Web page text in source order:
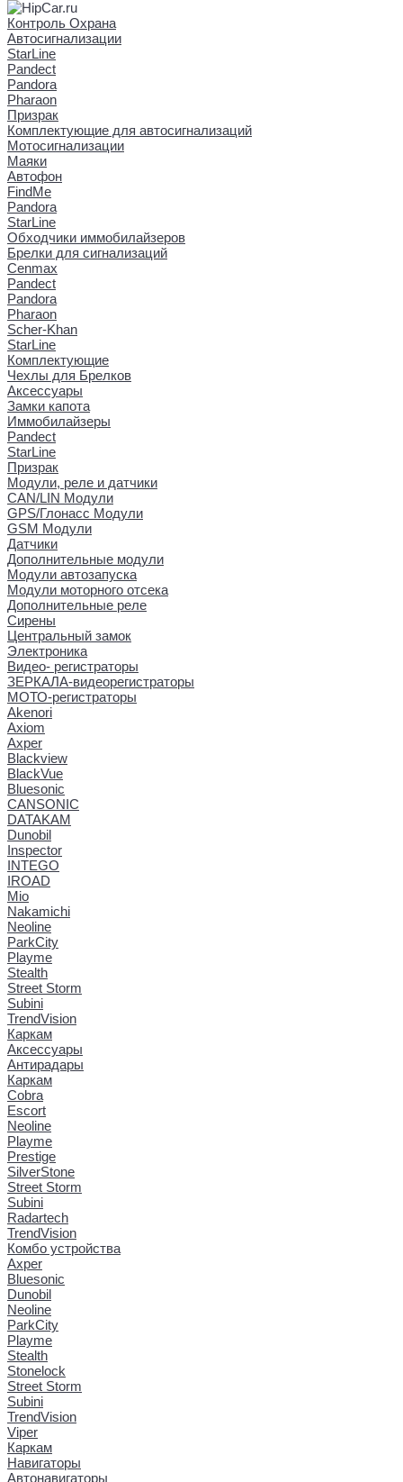
Контроль Охрана
Автосигнализации
StarLine
Pandect
Pandora
Pharaon
Призрак
Комплектующие для автосигнализаций
Мотосигнализации
Маяки
Автофон
FindMe
Pandora
StarLine
Обходчики иммобилайзеров
Брелки для сигнализаций
Cenmax
Pandect
Pandora
Pharaon
Scher-Khan
StarLine
Комплектующие
Чехлы для Брелков
Аксессуары
Замки капота
Иммобилайзеры
Pandect
StarLine
Призрак
Модули, реле и датчики
CAN/LIN Модули
GPS/Глонасс Модули
GSM Модули
Датчики
Дополнительные модули
Модули автозапуска
Модули моторного отсека
Дополнительные реле
Сирены
Центральный замок
Электроника
Видео- регистраторы
ЗЕРКАЛА-видеорегистраторы
МОТО-регистраторы
Akenori
Axiom
Axper
Blackview
BlackVue
Bluesonic
CANSONIC
DATAKAM
Dunobil
Inspector
INTEGO
IROAD
Mio
Nakamichi
Neoline
ParkCity
Playme
Stealth
Street Storm
Subini
TrendVision
Каркам
Аксессуары
Антирадары
Каркам
Cobra
Escort
Neoline
Playme
Prestige
SilverStone
Street Storm
Subini
Radartech
TrendVision
Комбо устройства
Axper
Bluesonic
Dunobil
Neoline
ParkCity
Playme
Stealth
Stonelock
Street Storm
Subini
TrendVision
Viper
Каркам
Навигаторы
Автонавигаторы